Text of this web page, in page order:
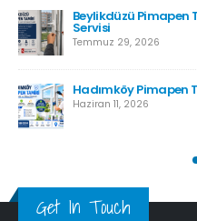
Beylikdüzü Pimapen
Servisi
Temmuz 29, 2026
Hadımköy Pimapen
Haziran 11, 2026
Get In Touch